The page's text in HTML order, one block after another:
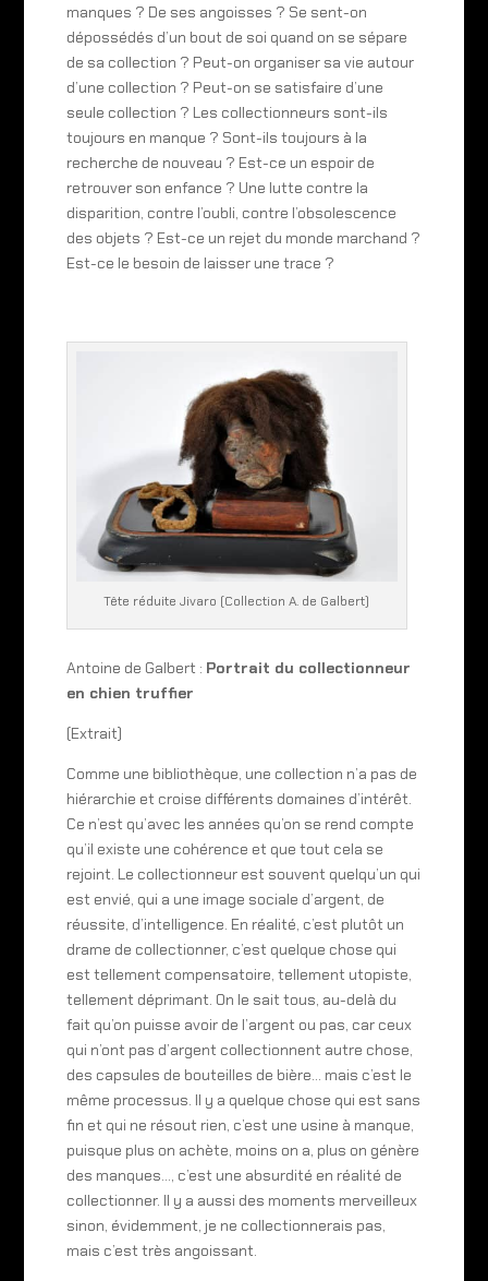
manques ? De ses angoisses ? Se sent-on
dépossédés d’un bout de soi quand on se sépare
de sa collection ? Peut-on organiser sa vie autour
d’une collection ? Peut-on se satisfaire d’une
seule collection ? Les collectionneurs sont-ils
toujours en manque ? Sont-ils toujours à la
recherche de nouveau ? Est-ce un espoir de
retrouver son enfance ? Une lutte contre la
disparition, contre l’oubli, contre l’obsolescence
des objets ? Est-ce un rejet du monde marchand ?
Est-ce le besoin de laisser une trace ?
Tête réduite Jivaro (Collection A. de Galbert)
Antoine de Galbert : Portrait du collectionneur
en chien truffier
(Extrait)
Comme une bibliothèque, une collection n’a pas de
hiérarchie et croise différents domaines d’intérêt.
Ce n’est qu’avec les années qu’on se rend compte
qu’il existe une cohérence et que tout cela se
rejoint. Le collectionneur est souvent quelqu’un qui
est envié, qui a une image sociale d’argent, de
réussite, d’intelligence. En réalité, c’est plutôt un
drame de collectionner, c’est quelque chose qui
est tellement compensatoire, tellement utopiste,
tellement déprimant. On le sait tous, au-delà du
fait qu’on puisse avoir de l’argent ou pas, car ceux
qui n’ont pas d’argent collectionnent autre chose,
des capsules de bouteilles de bière… mais c’est le
même processus. Il y a quelque chose qui est sans
fin et qui ne résout rien, c’est une usine à manque,
puisque plus on achète, moins on a, plus on génère
des manques…, c’est une absurdité en réalité de
collectionner. Il y a aussi des moments merveilleux
sinon, évidemment, je ne collectionnerais pas,
mais c’est très angoissant.